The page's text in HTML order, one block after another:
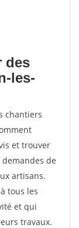
des
les-
chantiers
et trouver
de
artisans.
tous les
et qui
travaux.